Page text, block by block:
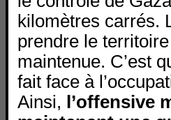
kilomètres carrés.
prendre le
maintenue. C’est
fait face à
Ainsi,
l’offensive